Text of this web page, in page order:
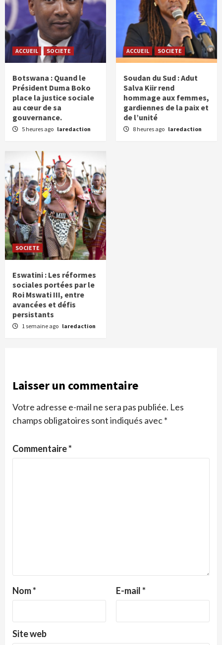
ACCUEIL SOCIETE
Botswana : Quand le
Président Duma Boko
place la justice sociale
au cœur de sa
gouvernance.
5 heures ago laredaction
ACCUEIL SOCIETE
Soudan du Sud : Adut
Salva Kiir rend
hommage aux femmes,
gardiennes de la paix et
de l’unité
8 heures ago laredaction
SOCIETE
Eswatini : Les réformes
sociales portées par le
Roi Mswati III, entre
avancées et défis
persistants
1 semaine ago laredaction
Laisser un commentaire
Votre adresse e-mail ne sera pas publiée. Les
champs obligatoires sont indiqués avec*
Commentaire*
Nom* E-mail*
Site web